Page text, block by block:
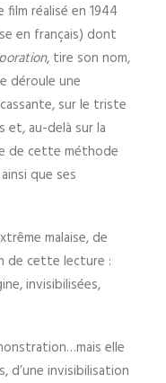
réalisé en 1944
en français) dont
, tire son nom,
déroule une
sur le triste
et, au-delà sur la
de cette méthode
que ses
malaise, de
de cette lecture :
invisibilisées,
elle
d’une invisibilisation